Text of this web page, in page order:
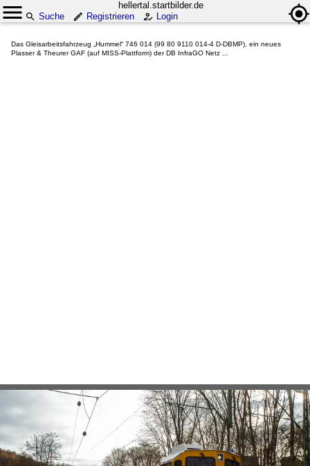
hellertal.startbilder.de
Suche
Registrieren Login
Das Gleisarbeitsfahrzeug „Hummel“ 746 014 (99 80 9110 014-4 D-DBMP), ein neues
Plasser & Theurer GAF (auf MISS-Plattform) der DB InfraGO Netz ...